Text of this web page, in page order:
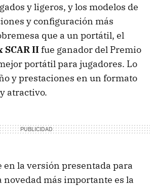
y ligeros, y los modelos de
y configuración más
que a un portátil, el
SCAR IIfue ganador del Premio
portátil para jugadores. Lo
y prestaciones en un formato
atractivo.
en la versión presentada para
novedad más importante es la